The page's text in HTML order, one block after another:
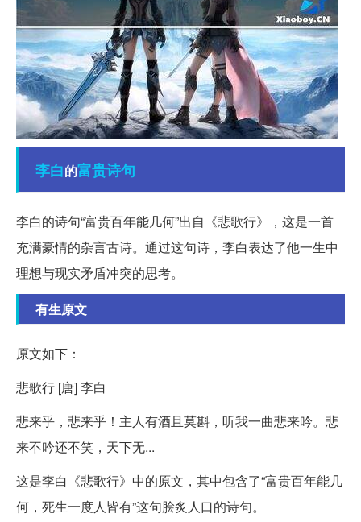
李白的富贵诗句
李白的诗句“富贵百年能几何”出自《悲歌行》，这是一首
充满豪情的杂言古诗。通过这句诗，李白表达了他一生中
理想与现实矛盾冲突的思考。
有生原文
原文如下：
悲歌行 [唐] 李白
悲来乎，悲来乎！主人有酒且莫斟，听我一曲悲来吟。悲
来不吟还不笑，天下无...
这是李白《悲歌行》中的原文，其中包含了“富贵百年能几
何，死生一度人皆有”这句脍炙人口的诗句。